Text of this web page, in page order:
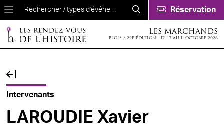
Aller au contenu principal
Réservation
LES MARCHANDS
BLOIS / 29E ÉDITION - DU 7 AU 11 OCTOBRE 2026
Fil d'Ariane
Intervenants
LAROUDIE Xavier